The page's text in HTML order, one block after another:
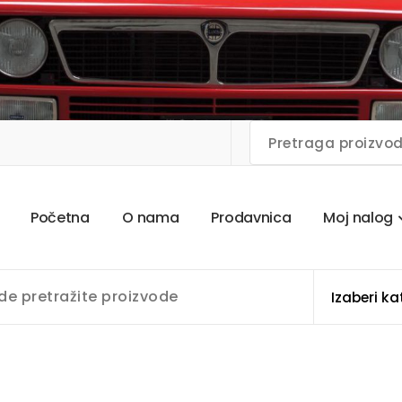
Početna O nama Prodavnica Moj nalog